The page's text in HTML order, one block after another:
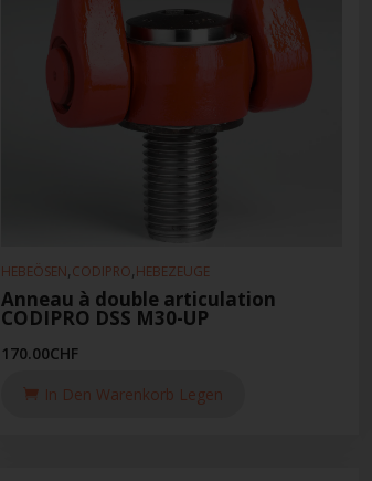
HEBEÖSEN,CODIPRO,HEBEZEUGE
Anneau à double articulation
CODIPRO DSS M30-UP
170.00CHF
In Den Warenkorb Legen